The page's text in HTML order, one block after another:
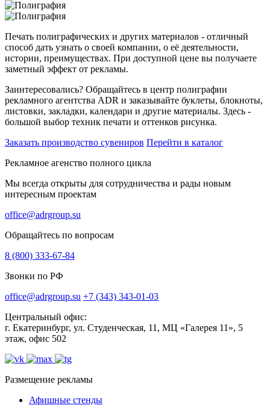
Печать полиграфических и других материалов - отличный
способ дать узнать о своей компании, о её деятельности,
истории, преимуществах. При доступной цене вы получаете
заметный эффект от рекламы.
Заинтересовались? Обращайтесь в центр полиграфии
рекламного агентства ADR и заказывайте буклеты, блокноты,
листовки, закладки, календари и другие материалы. Здесь -
большой выбор техник печати и оттенков рисунка.
Заказать производство сувениров Перейти в каталог
Рекламное агенство полного цикла
Мы всегда открыты для сотрудничества и рады новым
интересным проектам
office@adrgroup.su
Обращайтесь по вопросам
8 (800) 333-67-84
Звонки по РФ
office@adrgroup.su +7 (343) 343-01-03
Центральный офис:
г. Екатеринбург, ул. Студенческая, 11, МЦ «Галерея 11», 5
этаж, офис 502
Размещение рекламы
Афишные стенды